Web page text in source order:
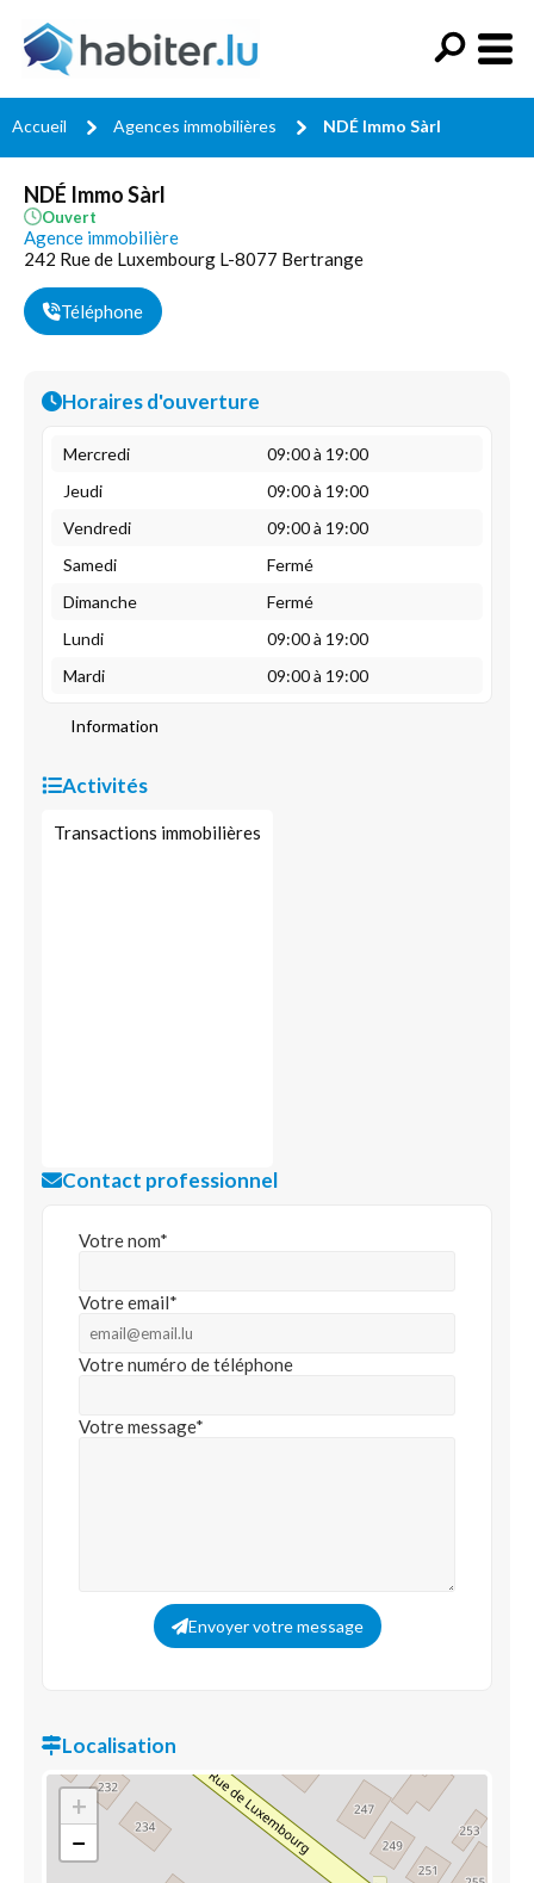
Accueil Agences immobilières NDÉ Immo Sàrl
NDÉ Immo Sàrl
Ouvert
Agence immobilière
242 Rue de Luxembourg L-8077 Bertrange
Téléphone
Horaires d'ouverture
Mercredi
09:00 à 19:00
Jeudi
09:00 à 19:00
Vendredi
09:00 à 19:00
Samedi
Fermé
Dimanche
Fermé
Lundi
09:00 à 19:00
Mardi
09:00 à 19:00
Information
Activités
Transactions immobilières
Contact professionnel
Votre nom*
Votre email*
Votre numéro de téléphone
Votre message*
Envoyer votre message
Localisation
+
−